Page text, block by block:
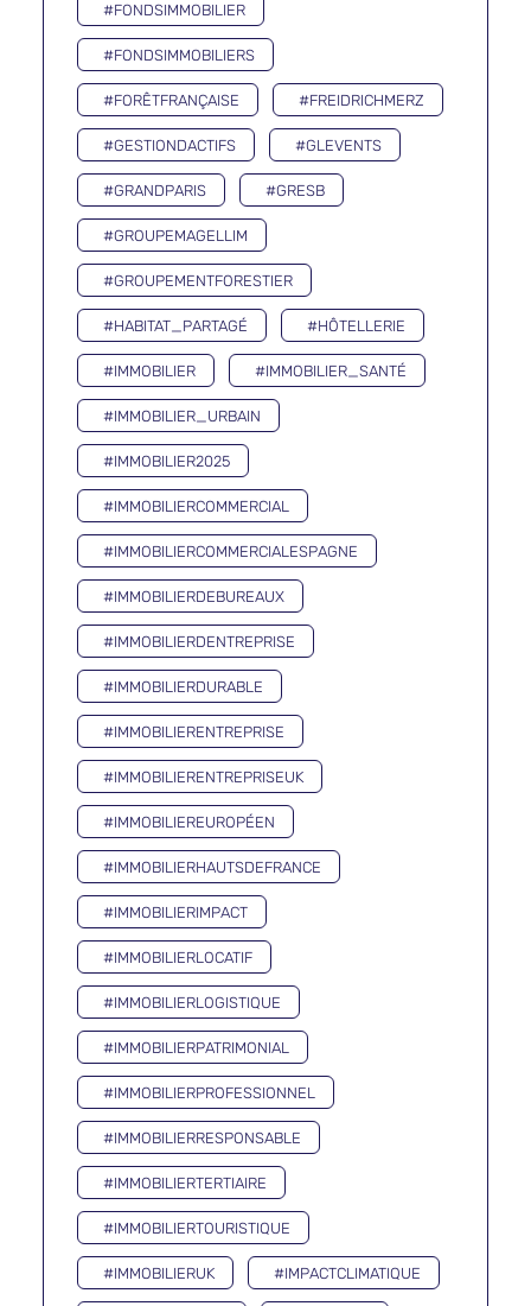
#FONDSIMMOBILIER
#FONDSIMMOBILIERS
#FORÊTFRANÇAISE #FREIDRICHMERZ
#GESTIONDACTIFS #GLEVENTS
#GRANDPARIS #GRESB
#GROUPEMAGELLIM
#GROUPEMENTFORESTIER
#HABITAT_PARTAGÉ #HÔTELLERIE
#IMMOBILIER #IMMOBILIER_SANTÉ
#IMMOBILIER_URBAIN
#IMMOBILIER2025
#IMMOBILIERCOMMERCIAL
#IMMOBILIERCOMMERCIALESPAGNE
#IMMOBILIERDEBUREAUX
#IMMOBILIERDENTREPRISE
#IMMOBILIERDURABLE
#IMMOBILIERENTREPRISE
#IMMOBILIERENTREPRISEUK
#IMMOBILIEREUROPÉEN
#IMMOBILIERHAUTSDEFRANCE
#IMMOBILIERIMPACT
#IMMOBILIERLOCATIF
#IMMOBILIERLOGISTIQUE
#IMMOBILIERPATRIMONIAL
#IMMOBILIERPROFESSIONNEL
#IMMOBILIERRESPONSABLE
#IMMOBILIERTERTIAIRE
#IMMOBILIERTOURISTIQUE
#IMMOBILIERUK #IMPACTCLIMATIQUE